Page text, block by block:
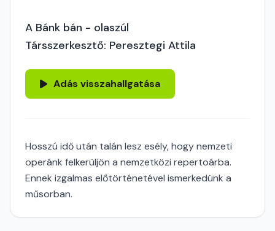
A Bánk bán - olaszúl
Társszerkesztő: Peresztegi Attila
Adás visszahallgatása
Hosszú idő után talán lesz esély, hogy nemzeti
operánk felkerüljön a nemzetközi repertoárba.
Ennek izgalmas előtörténetével ismerkedünk a
műsorban.